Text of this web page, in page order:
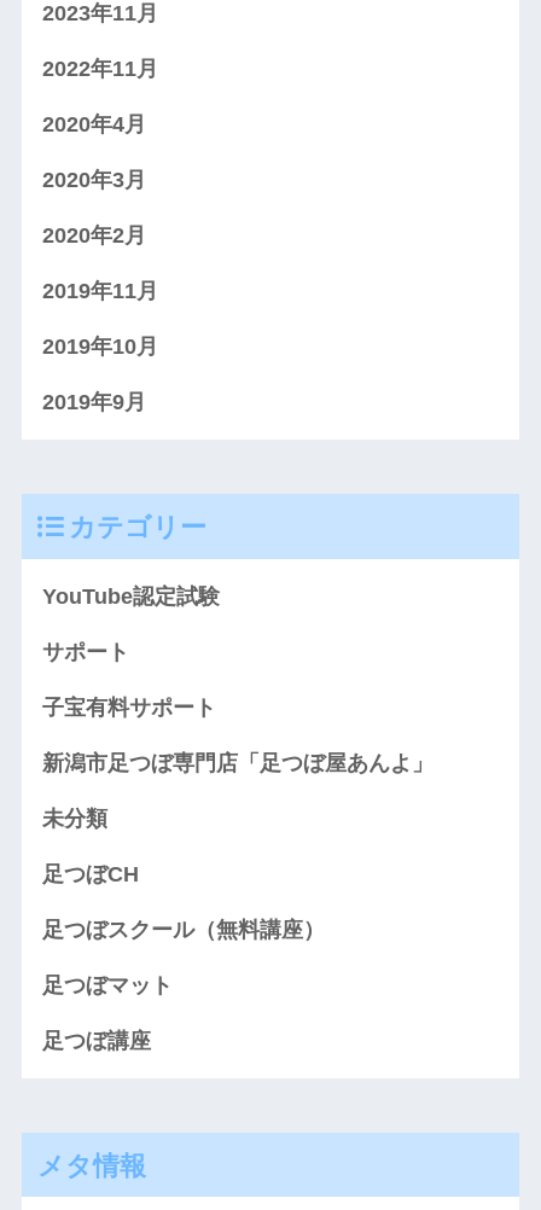
2023年11月
2022年11月
2020年4月
2020年3月
2020年2月
2019年11月
2019年10月
2019年9月
カテゴリー
YouTube認定試験
サポート
子宝有料サポート
新潟市足つぼ専門店「足つぼ屋あんよ」
未分類
足つぼCH
足つぼスクール（無料講座）
足つぼマット
足つぼ講座
メタ情報